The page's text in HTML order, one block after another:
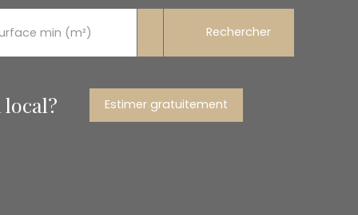
min (m²) Rechercher
Estimer gratuitement